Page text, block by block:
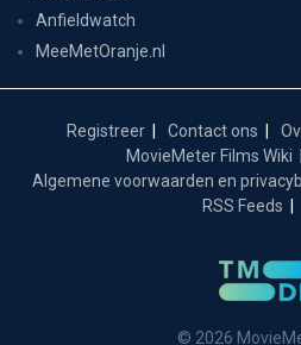
Anfieldwatch
MeeMetOranje.nl
Registreer Contact ons
MovieMeter Films Wiki
Algemene voorwaarden en
RSS Feeds
© 2026